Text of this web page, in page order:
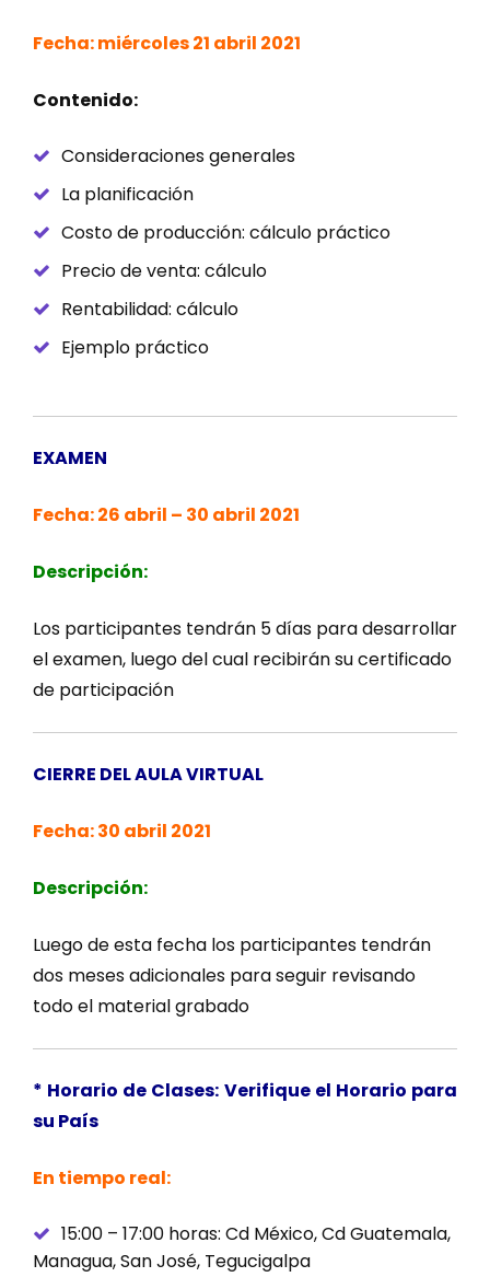
Fecha: miércoles 21 abril 2021
Contenido:
Consideraciones generales
La planificación
Costo de producción: cálculo práctico
Precio de venta: cálculo
Rentabilidad: cálculo
Ejemplo práctico
EXAMEN
Fecha: 26 abril – 30 abril 2021
Descripción:
Los participantes tendrán 5 días para desarrollar
el examen, luego del cual recibirán su certificado
de participación
CIERRE DEL AULA VIRTUAL
Fecha: 30 abril 2021
Descripción:
Luego de esta fecha los participantes tendrán
dos meses adicionales para seguir revisando
todo el material grabado
* Horario de Clases: Verifique el Horario para
su País
En tiempo real:
15:00 – 17:00 horas: Cd México, Cd Guatemala,
Managua, San José, Tegucigalpa